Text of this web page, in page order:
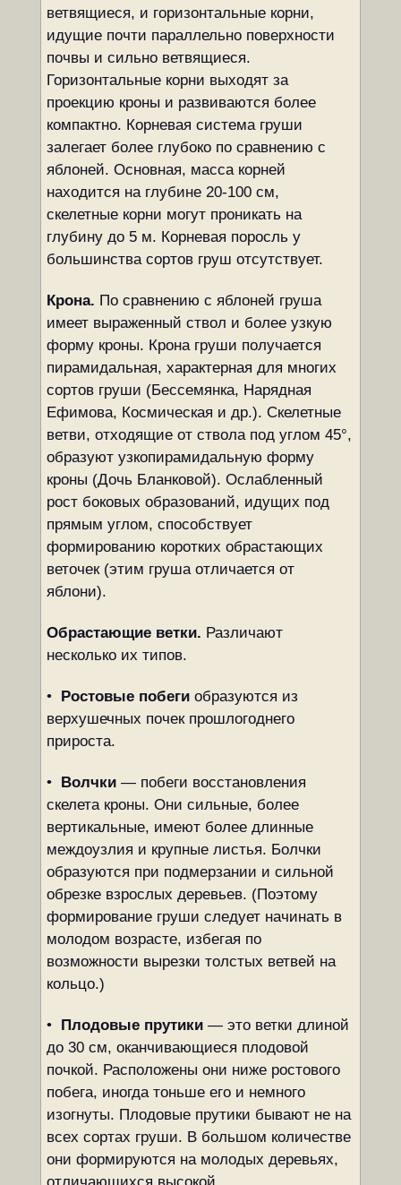
ветвящиеся, и горизонтальные корни,
идущие почти параллельно поверхности
почвы и сильно ветвящиеся.
Горизонтальные корни выходят за
проекцию кроны и развиваются более
компактно. Корневая система груши
залегает более глубоко по сравнению с
яблоней. Основная, масса корней
находится на глубине 20-100 см,
скелетные корни могут проникать на
глубину до 5 м. Корневая поросль у
большинства сортов груш отсутствует.
Крона. По сравнению с яблоней груша
имеет выраженный ствол и более узкую
форму кроны. Крона груши получается
пирамидальная, характерная для многих
сортов груши (Бессемянка, Нарядная
Ефимова, Космическая и др.). Скелетные
ветви, отходящие от ствола под углом 45°,
образуют узкопирамидальную форму
кроны (Дочь Бланковой). Ослабленный
рост боковых образований, идущих под
прямым углом, способствует
формированию коротких обрастающих
веточек (этим груша отличается от
яблони).
Обрастающие ветки. Различают
несколько их типов.
• Ростовые побегиобразуются из
верхушечных почек прошлогоднего
прироста.
• Волчки— побеги восстановления
скелета кроны. Они сильные, более
вертикальные, имеют более длинные
междоузлия и крупные листья. Болчки
образуются при подмерзании и сильной
обрезке взрослых деревьев. (Поэтому
формирование груши следует начинать в
молодом возрасте, избегая по
возможности вырезки толстых ветвей на
кольцо.)
• Плодовые прутики— это ветки длиной
до 30 см, оканчивающиеся плодовой
почкой. Расположены они ниже ростового
побега, иногда тоньше его и немного
изогнуты. Плодовые прутики бывают не на
всех сортах груши. В большом количестве
они формируются на молодых деревьях,